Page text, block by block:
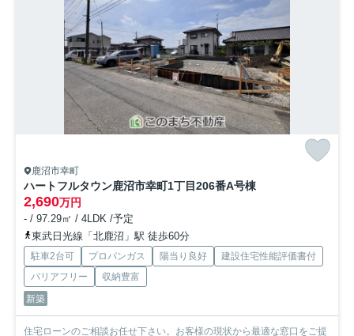
鹿沼市幸町
ハートフルタウン鹿沼市幸町1丁目206番A号棟
2,690万円
- / 97.29㎡ / 4LDK /予定
東武日光線「北鹿沼」駅 徒歩60分
駐車2台可 プロパンガス 陽当り良好
建設住宅性能評価書付
バリアフリー
収納豊富
新築
住宅ローンのご相談お任せ下さい。お客様の現状から最適な窓口をご提